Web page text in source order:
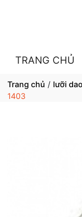
TRANG CHỦ
Trang chủ / lưỡi
1403